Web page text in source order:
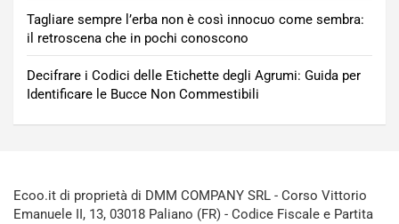
Tagliare sempre l’erba non è così innocuo come sembra:
il retroscena che in pochi conoscono
Decifrare i Codici delle Etichette degli Agrumi: Guida per
Identificare le Bucce Non Commestibili
Ecoo.it di proprietà di DMM COMPANY SRL - Corso Vittorio
Emanuele II, 13, 03018 Paliano (FR) - Codice Fiscale e Partita